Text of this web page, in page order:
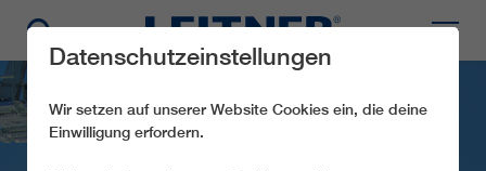
Datenschutzeinstellungen
Wir setzen auf unserer Website Cookies ein, die deine
Einwilligung erfordern.